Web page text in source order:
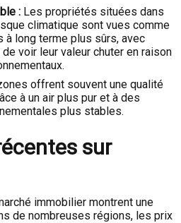
: Les propriétés situées dans
climatique sont vues comme
long terme plus sûrs, avec
voir leur valeur chuter en raison
offrent souvent une qualité
à un air plus pur et à des
plus stables.
sur
immobilier montrent une
de nombreuses régions, les prix